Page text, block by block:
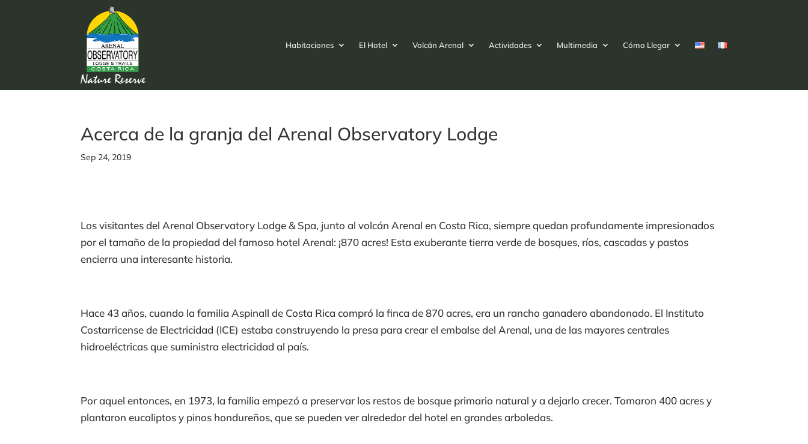
Habitaciones El Hotel Volcán Arenal Actividades Multimedia Cómo Llegar
Acerca de la granja del Arenal Observatory Lodge
Sep 24, 2019
Los visitantes del Arenal Observatory Lodge & Spa, junto al volcán Arenal en Costa Rica, siempre quedan profundamente impresionados
por el tamaño de la propiedad del famoso hotel Arenal: ¡870 acres! Esta exuberante tierra verde de bosques, ríos, cascadas y pastos
encierra una interesante historia.
Hace 43 años, cuando la familia Aspinall de Costa Rica compró la finca de 870 acres, era un rancho ganadero abandonado. El Instituto
Costarricense de Electricidad (ICE) estaba construyendo la presa para crear el embalse del Arenal, una de las mayores centrales
hidroeléctricas que suministra electricidad al país.
Por aquel entonces, en 1973, la familia empezó a preservar los restos de bosque primario natural y a dejarlo crecer. Tomaron 400 acres y
plantaron eucaliptos y pinos hondureños, que se pueden ver alrededor del hotel en grandes arboledas.